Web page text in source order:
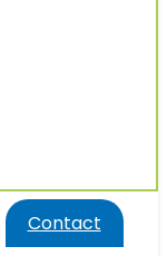
Contact